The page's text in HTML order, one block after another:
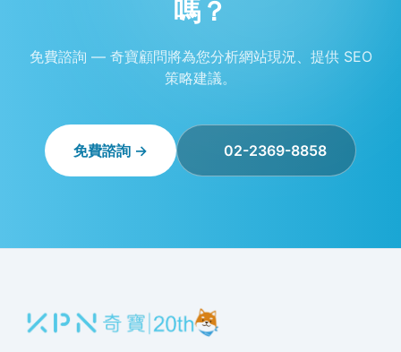
嗎？
免費諮詢 — 奇寶顧問將為您分析網站現況、提供 SEO
策略建議。
免費諮詢 → 02-2369-8858